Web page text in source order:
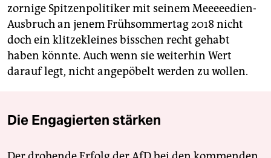
zornige Spitzenpolitiker mit seinem Meeeeedien-
Ausbruch an jenem Frühsommertag 2018 nicht
doch ein klitzekleines bisschen recht gehabt
haben könnte. Auch wenn sie weiterhin Wert
darauf legt, nicht angepöbelt werden zu wollen.
Die Engagierten stärken